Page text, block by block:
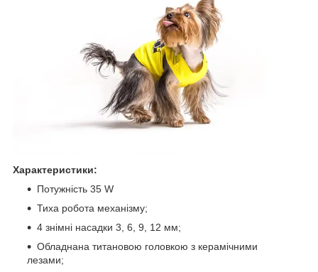
Характеристики:
Потужність 35 W
Тиха робота механізму;
4 знімні насадки 3, 6, 9, 12 мм;
Обладнана титановою головкою з керамічними
лезами;